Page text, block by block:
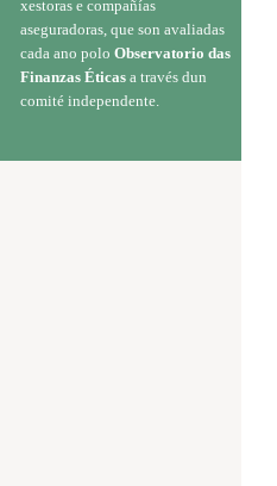
xestoras e compañías
aseguradoras, que son avaliadas
cada ano polo Observatorio das
Finanzas Éticasa través dun
comité independente.